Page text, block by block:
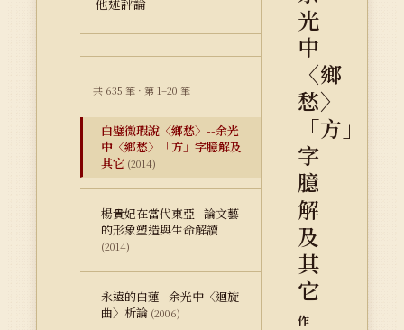
他述評論
共 635 筆 · 第 1–20 筆
白璧微瑕說〈鄉愁〉--余光
中〈鄉愁〉「方」字臆解及
其它 (2014)
楊貴妃在當代東亞--論文藝
的形象塑造與生命解讀
(2014)
永遠的白蓮--余光中〈迴旋
曲〉析論 (2006)
光
中
〈鄉
愁〉
「方」
字
臆
解
及
其
它
作